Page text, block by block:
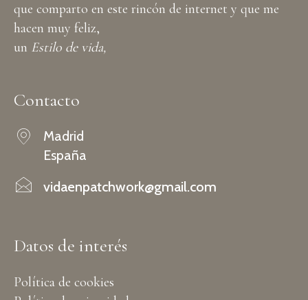
que comparto en este rincón de internet y que me
hacen muy feliz,
un Estilo de vida,
Contacto
Madrid
España
vidaenpatchwork@gmail.com
Datos de interés
Política de cookies